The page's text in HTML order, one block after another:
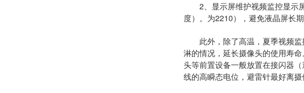
2、显示屏维护视频监控显示屏
度）。为2210），避免液晶屏长
此外，除了高温，夏季视频监
淋的情况，延长摄像头的使用寿
头等前置设备一般放置在接闪器
线的高瞬态电位，避雷针最好离摄